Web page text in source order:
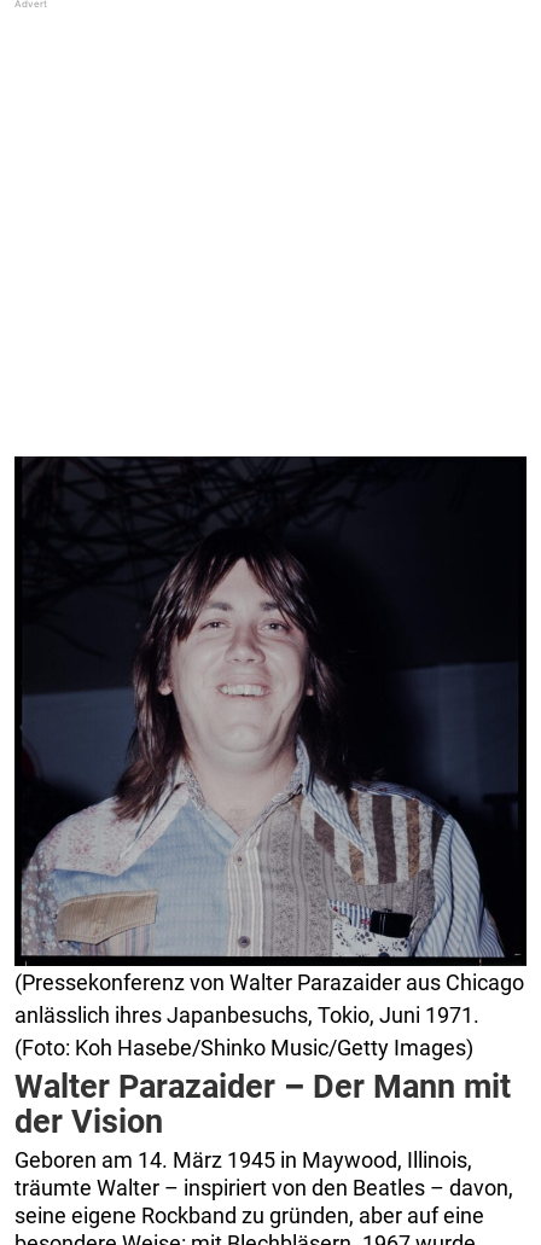
(Pressekonferenz von Walter Parazaider aus Chicago
anlässlich ihres Japanbesuchs, Tokio, Juni 1971.
(Foto: Koh Hasebe/Shinko Music/Getty Images)
Walter Parazaider – Der Mann mit
der Vision
Geboren am 14. März 1945 in Maywood, Illinois,
träumte Walter – inspiriert von den Beatles – davon,
seine eigene Rockband zu gründen, aber auf eine